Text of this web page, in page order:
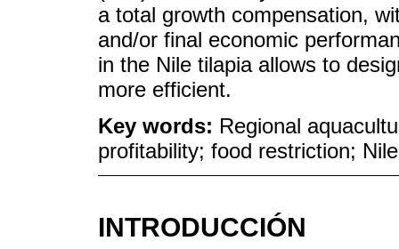
a total growth compensation,
and/or final economic
in the Nile tilapia allows to
more efficient.
Key words: Regional
profitability; food restriction;
INTRODUCCIÓN